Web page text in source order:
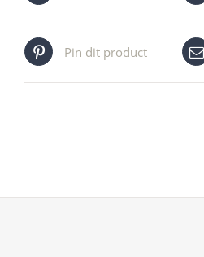
Pin dit product